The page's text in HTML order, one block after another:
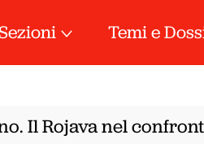
Temi e
Rojava nel